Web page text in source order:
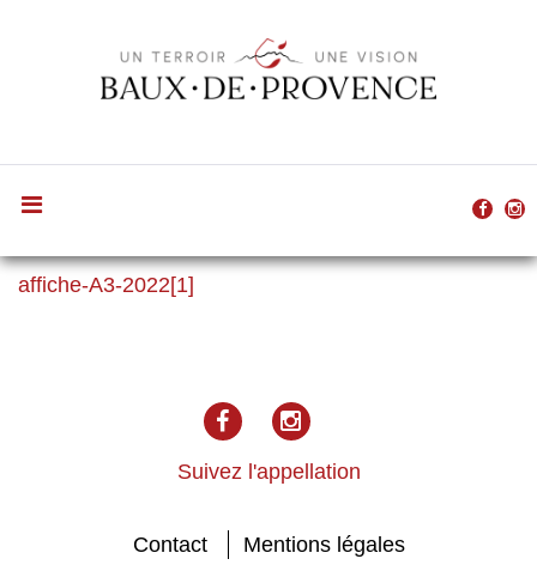
affiche-
2022[1]
affiche-A3-2022[1]
facebookInstagram
Suivez l'appellation
Contact Mentions légales